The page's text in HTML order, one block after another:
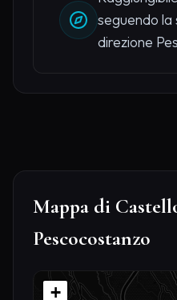
seguendo la
direzione
Mappa di
Pescocostanzo
+